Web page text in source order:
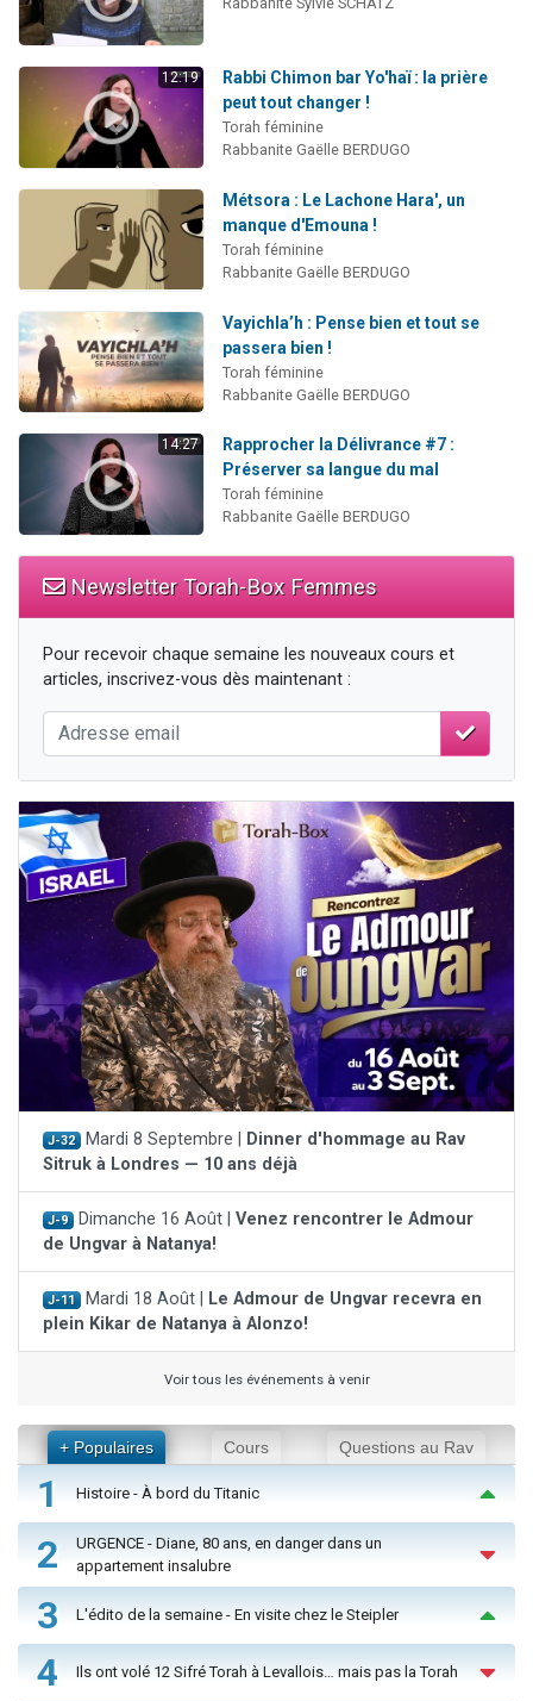
12:19
Rabbi Chimon bar Yo'haï : la prière
peut tout changer !
Torah féminine
Rabbanite Gaëlle BERDUGO
Métsora : Le Lachone Hara', un
manque d'Emouna !
Torah féminine
Rabbanite Gaëlle BERDUGO
Vayichla’h : Pense bien et tout se
passera bien !
Torah féminine
Rabbanite Gaëlle BERDUGO
14:27
Rapprocher la Délivrance #7 :
Préserver sa langue du mal
Torah féminine
Rabbanite Gaëlle BERDUGO
Newsletter Torah-Box Femmes
Pour recevoir chaque semaine les nouveaux cours et
articles, inscrivez-vous dès maintenant :
J-32 Mardi 8 Septembre |
Dinner d'hommage au Rav
Sitruk à Londres — 10 ans déjà
J-9 Dimanche 16 Août | Venez rencontrer le Admour
de Ungvar à Natanya!
J-11 Mardi 18 Août |
Le Admour de Ungvar recevra en
plein Kikar de Natanya à Alonzo!
Voir tous les événements à venir
+ Populaires Cours Questions au Rav
1 Histoire - À bord du Titanic
2
URGENCE - Diane, 80 ans, en danger dans un
appartement insalubre
3 L'édito de la semaine - En visite chez le Steipler
4 Ils ont volé 12 Sifré Torah à Levallois… mais pas la Torah